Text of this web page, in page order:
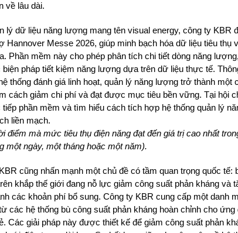
về lâu dài.
lý dữ liệu năng lượng mang tên visual energy, công ty KBR
Hannover Messe 2026, giúp minh bạch hóa dữ liệu tiêu thụ
Phần mềm này cho phép phân tích chi tiết dòng năng
biện pháp tiết kiệm năng lượng dựa trên dữ liệu thực tế.
thống đánh giá linh hoạt, quản lý năng lượng trở thành
cách giảm chi phí và đạt được mục tiêu bền vững. Tại hội
tiếp phần mềm và tìm hiểu cách tích hợp hệ thống quản lý
liền mạch.
điểm mà mức tiêu thụ điện năng đạt đến giá trị cao nhất
một ngày, một tháng hoặc một năm).
cũng nhấn mạnh một chủ đề có tầm quan trọng quốc tế:
khắp thế giới đang nỗ lực giảm công suất phản kháng và
các khoản phí bổ sung. Công ty KBR cung cấp một danh
các hệ thống bù công suất phản kháng hoàn chỉnh cho ứng
Các giải pháp này được thiết kế để giảm công suất phản